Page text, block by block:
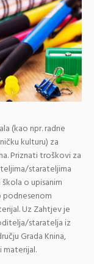
(kao npr. radne
kulturu) za
Priznati troškovi za
starateljima
o upisanim
podnesenom
Uz Zahtjev je
staratelja iz
Grada Knina,
materijal.